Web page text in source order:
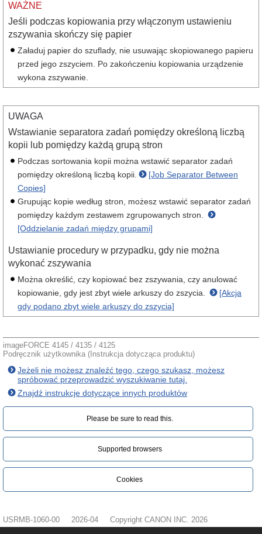
WAŻNE
Jeśli podczas kopiowania przy włączonym ustawieniu
zszywania skończy się papier
Załaduj papier do szuflady, nie usuwając skopiowanego papieru
przed jego zszyciem. Po zakończeniu kopiowania urządzenie
wykona zszywanie.
UWAGA
Wstawianie separatora zadań pomiędzy określoną liczbą
kopii lub pomiędzy każdą grupą stron
Podczas sortowania kopii można wstawić separator zadań
pomiędzy określoną liczbą kopii.
[Job Separator Between
Copies]
Grupując kopie według stron, możesz wstawić separator zadań
pomiędzy każdym zestawem zgrupowanych stron.
[Oddzielanie zadań między grupami]
Ustawianie procedury w przypadku, gdy nie można
wykonać zszywania
Można określić, czy kopiować bez zszywania, czy anulować
kopiowanie, gdy jest zbyt wiele arkuszy do zszycia.
[Akcja
gdy podano zbyt wiele arkuszy do zszycia]
imageFORCE 4145 / 4135 / 4125
Podręcznik użytkownika (Instrukcja dotycząca produktu)
Jeżeli nie możesz znaleźć tego, czego szukasz, możesz
spróbować przeprowadzić wyszukiwanie tutaj.
Znajdź instrukcje dotyczące innych produktów
Please be sure to read this.‎
Supported browsers
Cookies
USRMB-1060-00 2026-04 Copyright CANON INC. 2026